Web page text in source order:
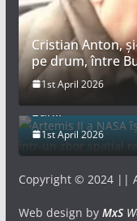
Cristian Anton,
pe drum, între
1st April 2026
Artemis II a
astronauți într-
Lunii
1st April 2026
Copyright © 2024 ||
Web design by MxS